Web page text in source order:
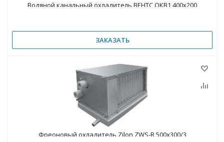
Водяной канальный охладитель ВЕНТС ОКВ1 400х200
ЗАКАЗАТЬ
Фреоновый охладитель Zilon ZWS-R 500х300/3